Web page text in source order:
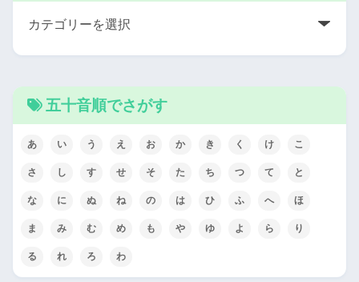
五十音順でさがす
あ い う え お か き く け こ
さ し す せ そ た ち つ て と
な に ぬ ね の は ひ ふ へ ほ
ま み む め も や ゆ よ ら り
る れ ろ わ